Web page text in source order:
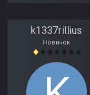
k1337rillius
Новичок